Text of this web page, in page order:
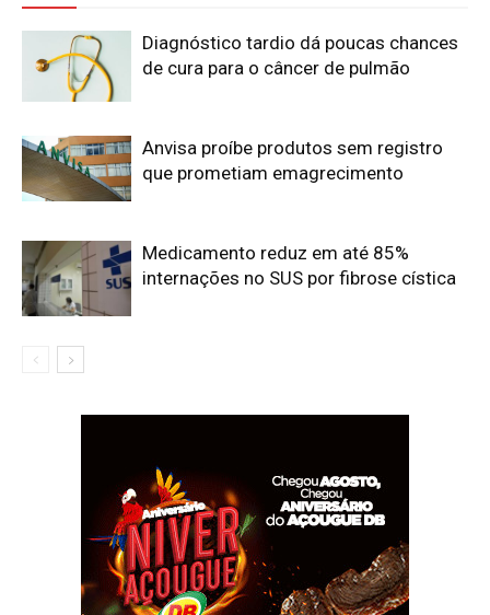
Diagnóstico tardio dá poucas chances
de cura para o câncer de pulmão
Anvisa proíbe produtos sem registro
que prometiam emagrecimento
Medicamento reduz em até 85%
internações no SUS por fibrose cística